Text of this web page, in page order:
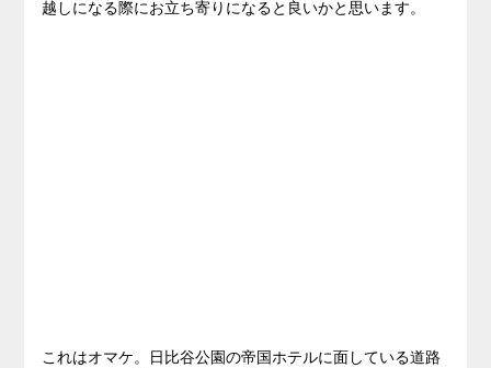
越しになる際にお立ち寄りになると良いかと思います。
これはオマケ。日比谷公園の帝国ホテルに面している道路